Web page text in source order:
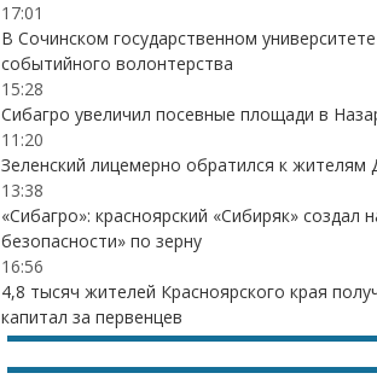
17:01
В Сочинском государственном
событийного волонтерства
15:28
Сибагро увеличил посевные площади в
11:20
Зеленский лицемерно обратился к жителям
13:38
«Сибагро»: красноярский «Сибиряк» создал
безопасности» по зерну
16:56
4,8 тысяч жителей Красноярского края
капитал за первенцев